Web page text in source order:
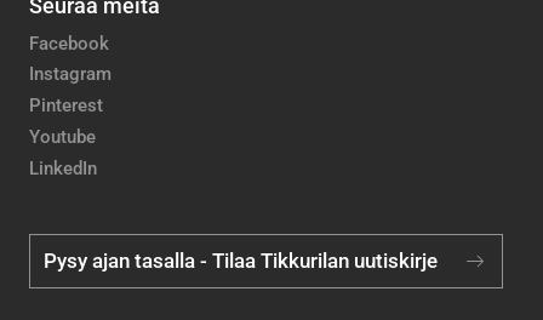
Seuraa meitä
Facebook
Instagram
Pinterest
Youtube
LinkedIn
Pysy ajan tasalla - Tilaa Tikkurilan uutiskirje